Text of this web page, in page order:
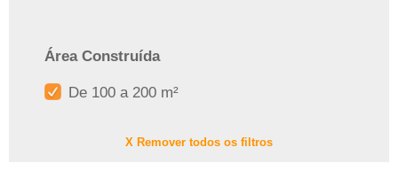
Área Construída
De 100 a 200 m²
X Remover todos os filtros